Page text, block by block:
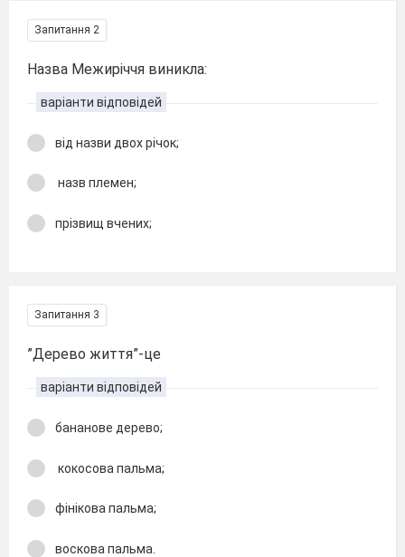
Запитання 2
Назва Межиріччя виникла:
варіанти відповідей
від назви двох річок;
назв племен;
прізвищ вчених;
Запитання 3
”Дерево життя”-це
варіанти відповідей
бананове дерево;
кокосова пальма;
фінікова пальма;
воскова пальма.